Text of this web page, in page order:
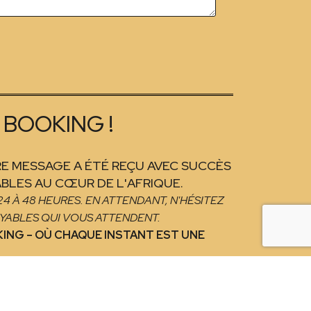
!
MESSAGE A ÉTÉ REÇU AVEC SUCCÈS
AU CŒUR DE L'AFRIQUE.
À 48 HEURES. EN ATTENDANT, N'HÉSITEZ
QUI VOUS ATTENDENT.
– OÙ CHAQUE INSTANT EST UNE